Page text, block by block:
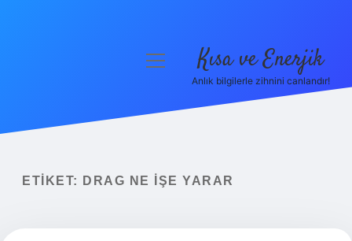
Yasal Uyarı
menüyü
Kısa ve Enerjik
Anlık bilgilerle zihnini canlandır!
ETIKET: DRAG NE IŞE YARAR